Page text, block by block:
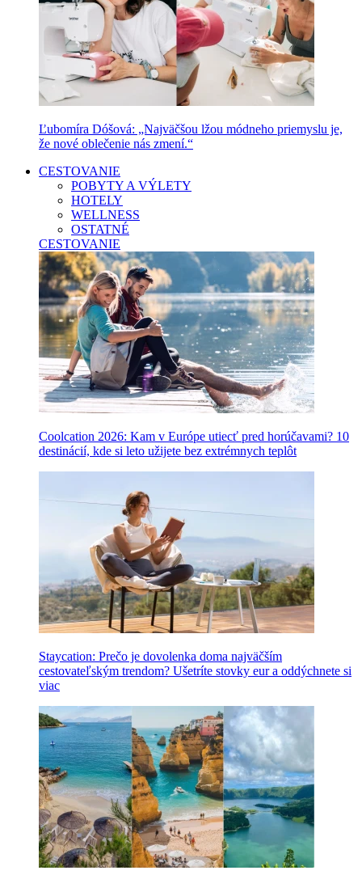
Ľubomíra Dóšová: „Najväčšou lžou módneho priemyslu je,
že nové oblečenie nás zmení.“
CESTOVANIE
POBYTY A VÝLETY
HOTELY
WELLNESS
OSTATNÉ
CESTOVANIE
Coolcation 2026: Kam v Európe utiecť pred horúčavami? 10
destinácií, kde si leto užijete bez extrémnych teplôt
Staycation: Prečo je dovolenka doma najväčším
cestovateľským trendom? Ušetríte stovky eur a oddýchnete si
viac